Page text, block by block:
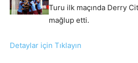
Turu ilk maçında Derry
mağlup etti.
Detaylar için Tıklayın